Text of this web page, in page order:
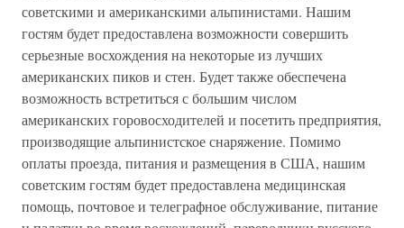
советскими и американскими альпинистами. Нашим
гостям будет предоставлена возможности совершить
серьезные восхождения на некоторые из лучших
американских пиков и стен. Будет также обеспечена
возможность встретиться с большим числом
американских горовосходителей и посетить предприятия,
производящие альпинистское снаряжение. Помимо
оплаты проезда, питания и размещения в США, нашим
советским гостям будет предоставлена медицинская
помощь, почтовое и телеграфное обслуживание, питание